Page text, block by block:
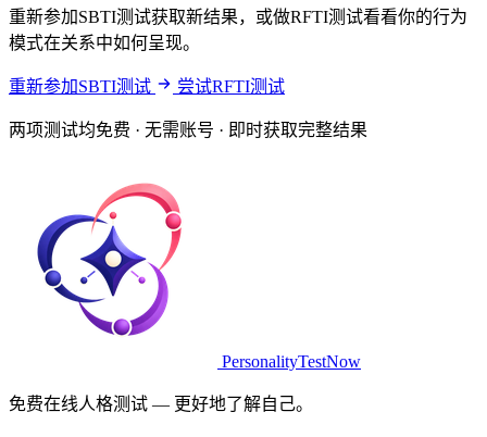
重新参加SBTI测试获取新结果，或做RFTI测试看看你的行为
模式在关系中如何呈现。
重新参加SBTI测试 尝试RFTI测试
两项测试均免费 · 无需账号 · 即时获取完整结果
PersonalityTestNow
免费在线人格测试 — 更好地了解自己。